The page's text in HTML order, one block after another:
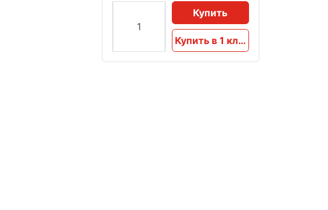
Купить
Купить в 1 клик